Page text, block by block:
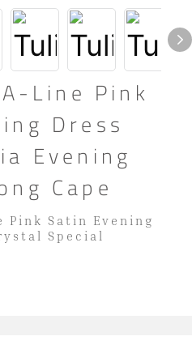
Line Pink
Dress
Evening
Cape
Pink Satin Evening
Special